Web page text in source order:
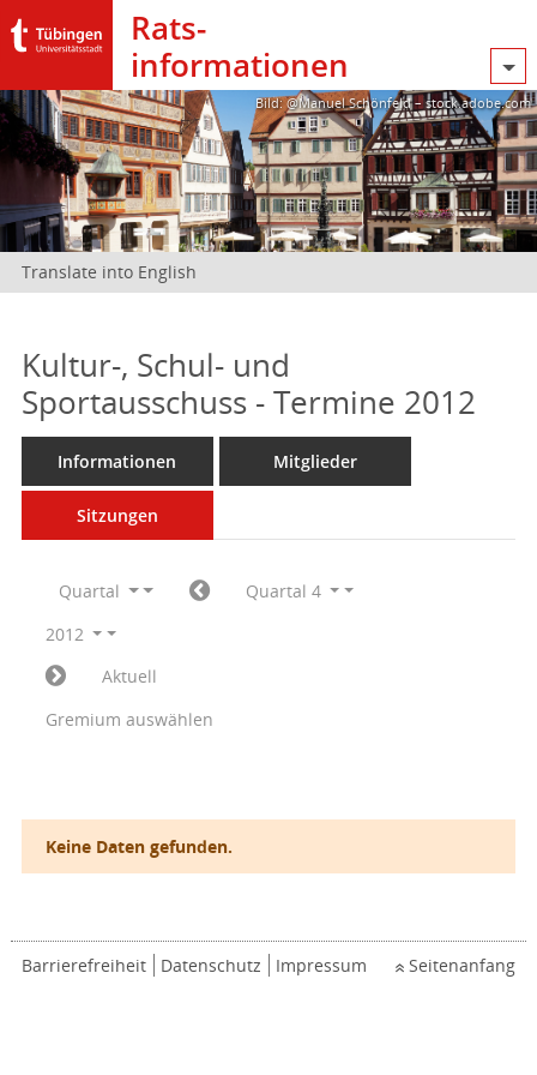
Rats­
informationen
Bild: @Manuel Schönfeld – stock.adobe.com
Translate into English
Kultur-, Schul- und
Sportausschuss - Termine 2012
Informationen Mitglieder
Sitzungen
Quartal
Quartal 4
2012
Aktuell
Gremium auswählen
Keine Daten gefunden.
Barrierefreiheit Datenschutz Impressum Seitenanfang